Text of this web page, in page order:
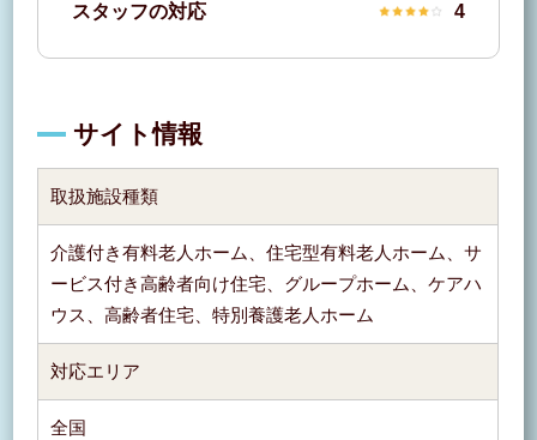
スタッフの対応 4
サイト情報
取扱施設種類
介護付き有料老人ホーム、住宅型有料老人ホーム、サ
ービス付き高齢者向け住宅、グループホーム、ケアハ
ウス、高齢者住宅、特別養護老人ホーム
対応エリア
全国